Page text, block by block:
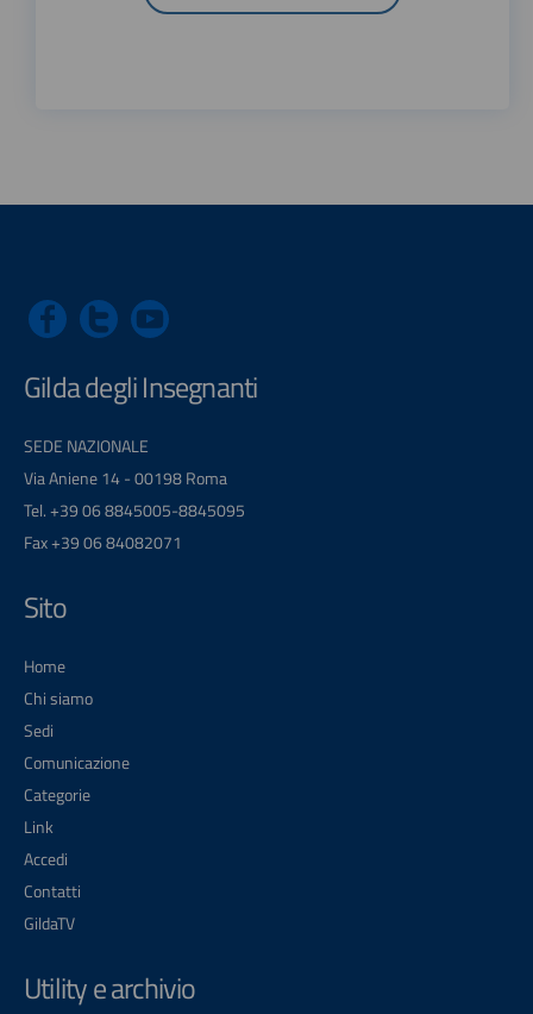
Gilda degli Insegnanti
SEDE NAZIONALE
Via Aniene 14 - 00198 Roma
Tel. +39 06 8845005-8845095
Fax +39 06 84082071
Sito
Home
Chi siamo
Sedi
Comunicazione
Categorie
Link
Accedi
Contatti
GildaTV
Utility e archivio